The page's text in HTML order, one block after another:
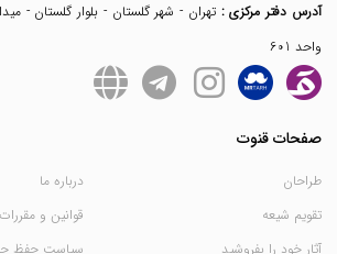
آدرس دفتر مرکزی :
واحد 601
صفحات قنوت
طراحان
تقویم شیعه
آثار خود را بفروشید
درباره ما
قوانین و مقررات
سیاست حفظ